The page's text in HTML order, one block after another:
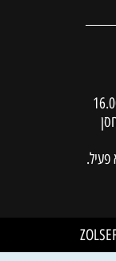
פעיל.